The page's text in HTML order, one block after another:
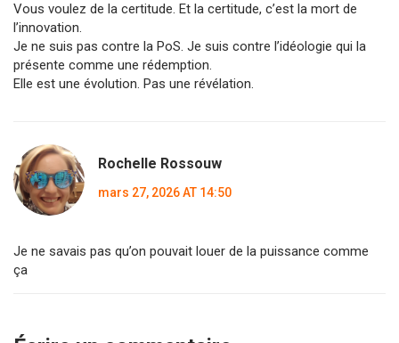
Vous voulez de la certitude. Et la certitude, c’est la mort de
l’innovation.
Je ne suis pas contre la PoS. Je suis contre l’idéologie qui la
présente comme une rédemption.
Elle est une évolution. Pas une révélation.
Rochelle Rossouw
mars 27, 2026 AT 14:50
Je ne savais pas qu’on pouvait louer de la puissance comme
ça